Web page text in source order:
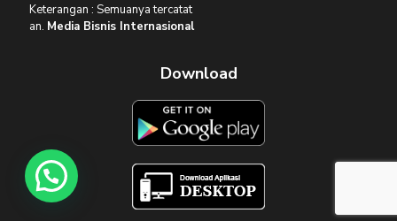
Keterangan : Semuanya tercatat
an. Media Bisnis Internasional
Download